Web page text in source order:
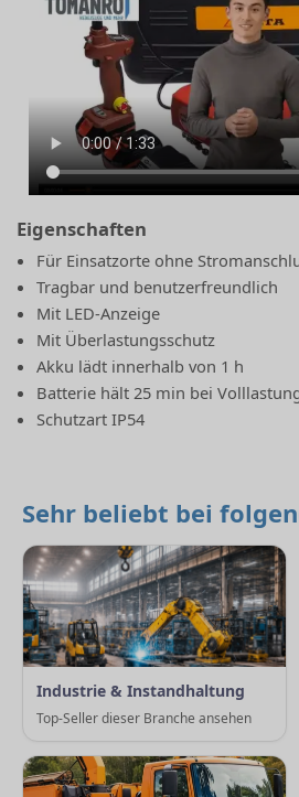
Eigenschaften
Für Einsatzorte ohne
Tragbar und benutzerfreundlich
Mit LED-Anzeige
Mit Überlastungsschutz
Akku lädt innerhalb von 1 h
Batterie hält 25 min bei
Schutzart IP54
Sehr beliebt bei
Industrie & Instandhaltung
Top-Seller dieser Branche ansehen